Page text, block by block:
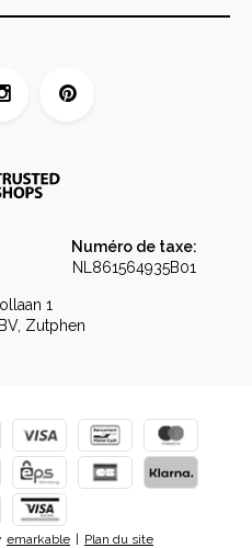
1
Zutphen
Numéro de taxe:
NL861564935B01
emarkable | Plan du site